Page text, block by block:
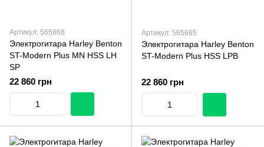
Артикул: 565668
Электрогитара Harley Benton
ST-Modern Plus MN HSS LH
SP
22 860 грн
Артикул: 565665
Электрогитара Harley Benton
ST-Modern Plus HSS LPB
22 860 грн